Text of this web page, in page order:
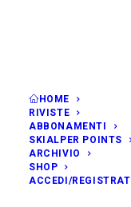
HOME
RIVISTE
ABBONAMENTI
SKIALPER POINTS
ARCHIVIO
SHOP
ACCEDI/REGISTRATI